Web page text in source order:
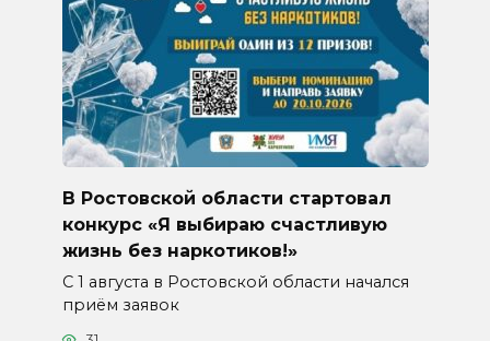
В Ростовской области стартовал
конкурс «Я выбираю счастливую
жизнь без наркотиков!»
С 1 августа в Ростовской области начался
приём заявок